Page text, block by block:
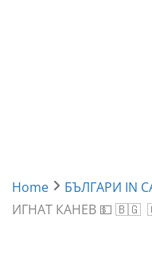
Home
БЪЛГАРИ IN
ИГНАТ КАНЕВ 💵